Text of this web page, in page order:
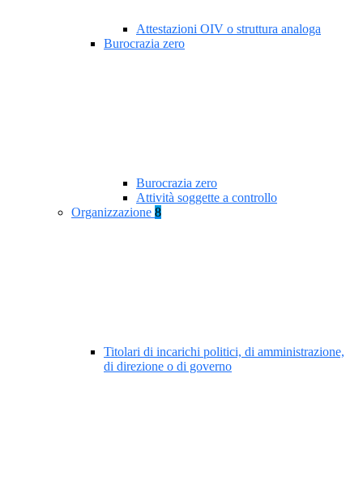
Attestazioni OIV o struttura analoga
Burocrazia zero
Burocrazia zero
Attività soggette a controllo
Organizzazione 8
Titolari di incarichi politici, di amministrazione,
di direzione o di governo